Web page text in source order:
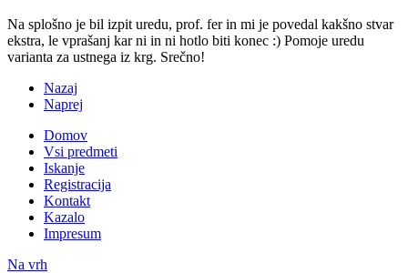
Na splošno je bil izpit uredu, prof. fer in mi je povedal kakšno stvar
ekstra, le vprašanj kar ni in ni hotlo biti konec :) Pomoje uredu
varianta za ustnega iz krg. Srečno!
Nazaj
Naprej
Domov
Vsi predmeti
Iskanje
Registracija
Kontakt
Kazalo
Impresum
Na vrh